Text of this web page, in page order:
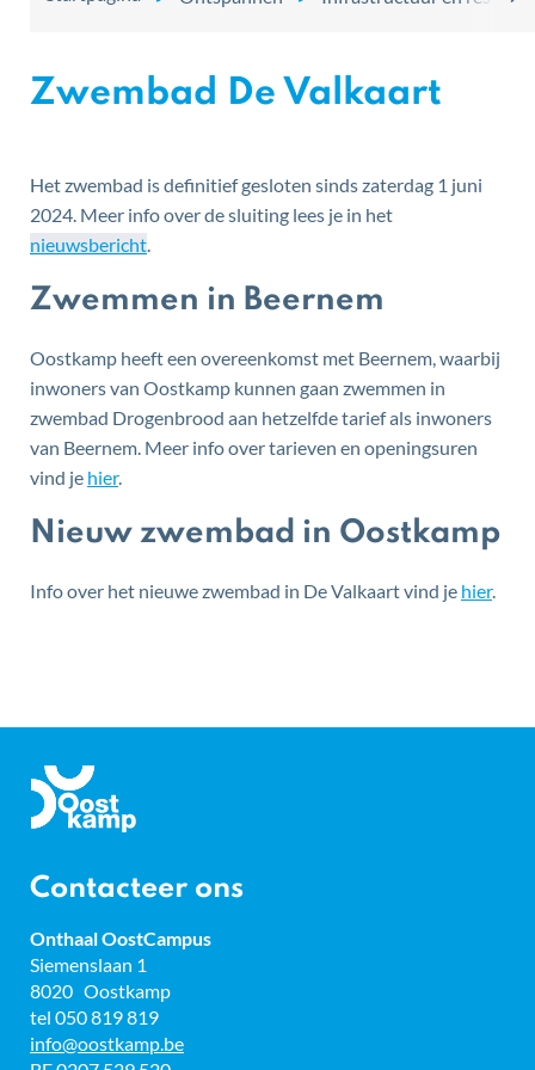
Zwembad De Valkaart
Het zwembad is definitief gesloten sinds zaterdag 1 juni
2024. Meer info over de sluiting lees je in het
nieuwsbericht
Zwemmen in Beernem
Oostkamp heeft een overeenkomst met Beernem, waarbij
inwoners van Oostkamp kunnen gaan zwemmen in
zwembad Drogenbrood aan hetzelfde tarief als inwoners
van Beernem. Meer info over tarieven en openingsuren
vind je hier.
Nieuw zwembad in Oostkamp
Info over het nieuwe zwembad in De Valkaart vind je hier.
Gemeente
Oostkamp
Contacteer ons
Onthaal OostCampus
Adres
Siemenslaan 1
8020 Oostkamp
tel 050 819 819
E-
info@oostkamp.be